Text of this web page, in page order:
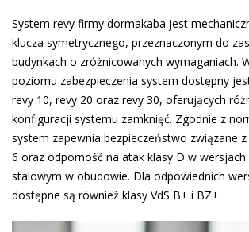
System revy firmy dormakaba jest
klucza symetrycznego, przeznaczonym do
budynkach o zróżnicowanych wymaganiach.
poziomu zabezpieczenia system dostępny
revy 10, revy 20 oraz revy 30, oferujących
konfiguracji systemu zamknięć. Zgodnie z
system zapewnia bezpieczeństwo związane
6 oraz odporność na atak klasy D w
stalowym w obudowie. Dla odpowiednich
dostępne są również klasy VdS B+ i BZ+.